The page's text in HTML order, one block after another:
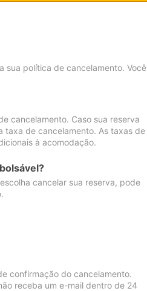
sua política de cancelamento. Você
cancelamento. Caso sua reserva
taxa de cancelamento. As taxas de
à acomodação.
cancelar sua reserva, pode
confirmação do cancelamento.
receba um e-mail dentro de 24